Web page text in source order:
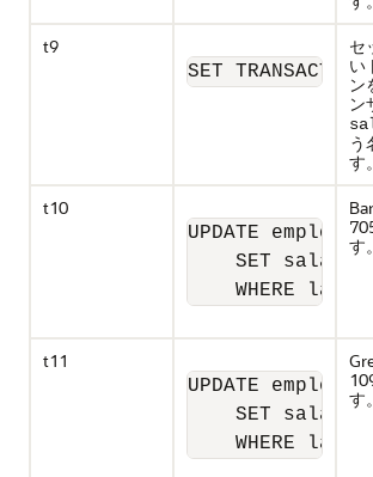
t9
SET
セ
い
ン
ン
う
す。
t10
UPDATE
SET salary
WHERE
す。
t11
UPDATE
SET salary
WHERE
す。